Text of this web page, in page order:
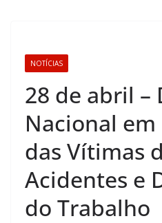
NOTÍCIAS
28 de abril –
Nacional
das Vítimas
Acidentes e
do Trabalho